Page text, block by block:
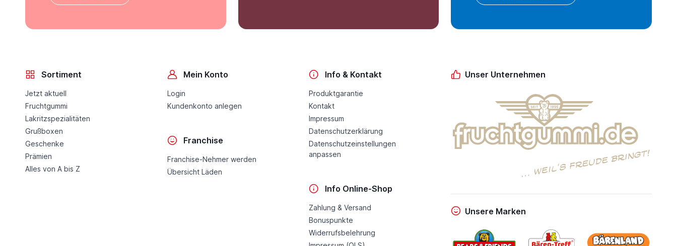
Sortiment
Jetzt aktuell
Fruchtgummi
Lakritzspezialitäten
Grußboxen
Geschenke
Prämien
Alles von A bis Z
Mein Konto
Login
Kundenkonto anlegen
Franchise
Franchise-Nehmer werden
Übersicht Läden
Info & Kontakt
Produktgarantie
Kontakt
Impressum
Datenschutzerklärung
Datenschutzeinstellungen
anpassen
Info Online-Shop
Zahlung & Versand
Bonuspunkte
Widerrufsbelehrung
Unser Unternehmen
Unsere Marken